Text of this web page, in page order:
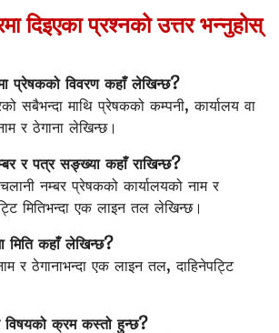
दिइएका प्रश्नको उत्तर भन्नुहोस्
प्रेषकको विवरण कहाँ लेखिन्छ?
सबैभन्दा माथि प्रेषकको कम्पनी, कार्यालय वा
र ठेगाना लेखिन्छ।
र पत्र सङ्ख्या कहाँ राखिन्छ?
नम्बर प्रेषकको कार्यालयको नाम र
मितिभन्दा एक लाइन तल लेखिन्छ।
मिति कहाँ लेखिन्छ?
र ठेगानाभन्दा एक लाइन तल, दाहिनेपट्टि
क्रम कस्तो हुन्छ?